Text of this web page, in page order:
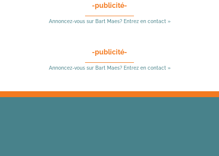
-publicité-
Annoncez-vous sur Bart Maes? Entrez en contact »
-publicité-
Annoncez-vous sur Bart Maes? Entrez en contact »